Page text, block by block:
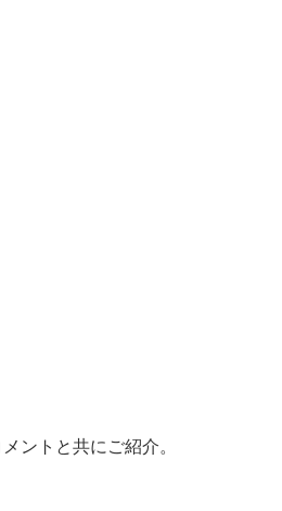
ントと共にご紹介。